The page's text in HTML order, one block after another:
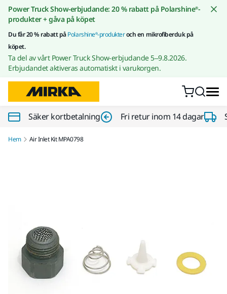
Gå till innehållet
Power Truck Show-erbjudande: 20 % rabatt på Polarshine®-
produkter + gåva på köpet
Du får 20 % rabatt påPolarshine®-produkteroch en mikrofiberduk på
köpet.
Ta del av vårt Power Truck Show-erbjudande 5–9.8.2026.
Erbjudandet aktiveras automatiskt i varukorgen.
Säker kortbetalning Fri retur inom 14 dagar
Hem Air Inlet Kit MPA0798